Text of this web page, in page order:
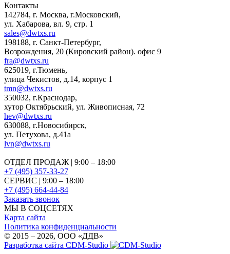
Контакты
142784, г. Москва, г.Московский,
ул. Хабарова, вл. 9, стр. 1
sales@dwtxs.ru
198188, г. Санкт-Петербург,
Возрождения, 20 (Кировский район). офис 9
fra@dwtxs.ru
625019, г.Тюмень,
улица Чекистов, д.14, корпус 1
tmn@dwtxs.ru
350032, г.Краснодар,
хутор Октябрьский, ул. Живописная, 72
hev@dwtxs.ru
630088, г.Новосибирск,
ул. Петухова, д.41а
lvn@dwtxs.ru
ОТДЕЛ ПРОДАЖ | 9:00 – 18:00
+7 (495) 357-33-27
СЕРВИС | 9:00 – 18:00
+7 (495) 664-44-84
Заказать звонок
МЫ В СОЦСЕТЯХ
Карта сайта
Политика конфиденциальности
© 2015 – 2026, OOO «ДДВ»
Разработка сайта CDM-Studio